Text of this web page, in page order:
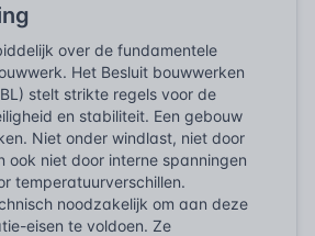
over de fundamentele
Het Besluit bouwwerken
stelt strikte regels voor de
en stabiliteit. Een gebouw
Niet onder windlast, niet door
ook niet door interne spanningen
temperatuurverschillen.
noodzakelijk om aan deze
eisen te voldoen. Ze